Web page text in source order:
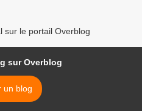
sur le portail Overblog
sur Overblog
un blog